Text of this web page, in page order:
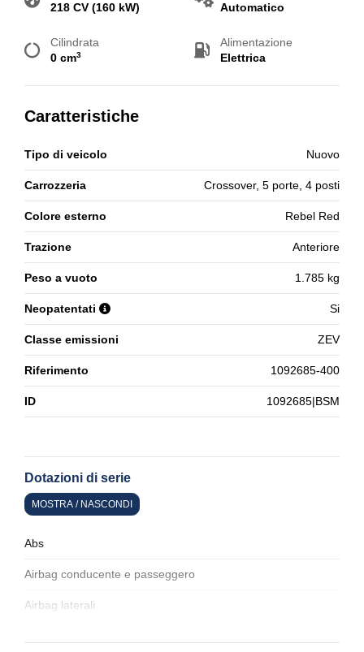
218 CV (160 kW)
Automatico
Cilindrata
0 cm3
Alimentazione
Elettrica
Caratteristiche
Tipo di veicolo Nuovo
Carrozzeria Crossover, 5 porte, 4 posti
Colore esterno Rebel Red
Trazione Anteriore
Peso a vuoto 1.785 kg
Neopatentati Si
Classe emissioni ZEV
Riferimento 1092685-400
ID 1092685|BSM
Dotazioni di serie
MOSTRA / NASCONDI
Abs
Airbag conducente e passeggero
Airbag laterali